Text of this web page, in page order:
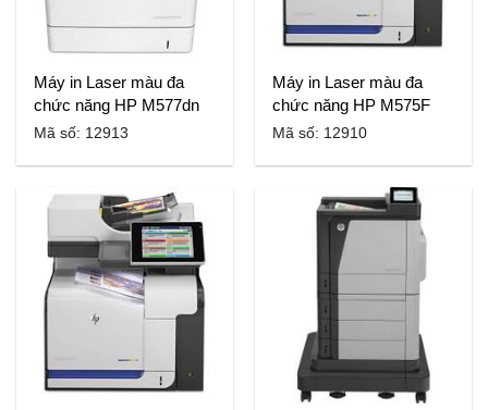
Máy in Laser màu đa
chức năng HP M577dn
Mã số: 12913
Máy in Laser màu đa
chức năng HP M575F
Mã số: 12910